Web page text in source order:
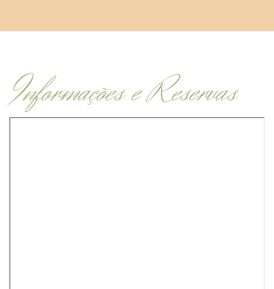
Informações e Reservas